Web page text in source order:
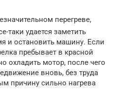
перегреве,
таки удается заметить
и остановить машину. Если
пребывает в красной
охладить мотор, после чего
вновь, без труда
причину сильно нагрева